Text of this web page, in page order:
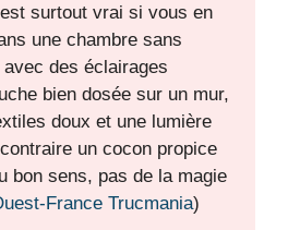
surtout vrai si vous en
une chambre sans
des éclairages
bien dosée sur un mur,
doux et une lumière
un cocon propice
bon sens, pas de la magie
France Trucmania)